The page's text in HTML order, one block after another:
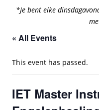
*Je bent elke
« All Events
This event has passed.
IET Master